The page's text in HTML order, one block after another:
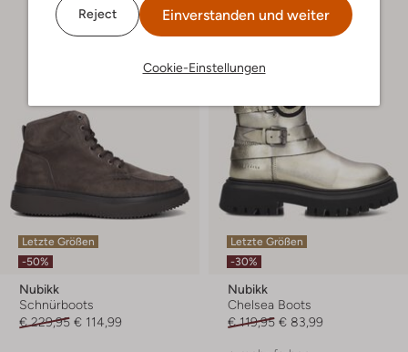
Reject Einverstanden und weiter
Cookie-Einstellungen
Letzte Größen
-50%
Nubikk
Schnürboots
€ 229,95 € 114,99
Letzte Größen
-30%
Nubikk
Chelsea Boots
€ 119,95 € 83,99